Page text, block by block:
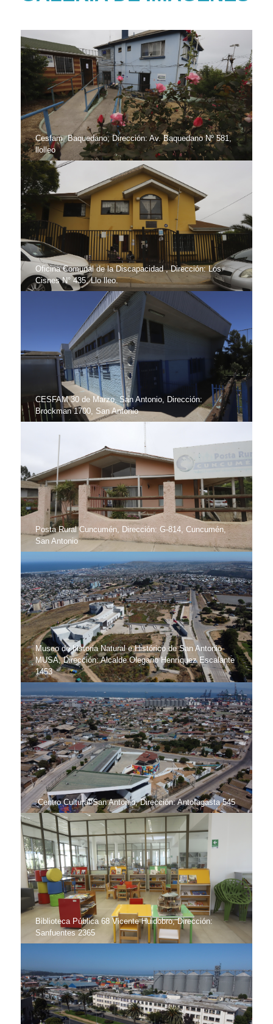
Cesfam, Baquedano; Dirección: Av. Baquedano Nº 581,
llolleo
Oficina Comunal de la Discapacidad , Dirección: Los
Cisnes N° 435, Llo lleo.
CESFAM 30 de Marzo, San Antonio, Dirección:
Brockman 1700, San Antonio
Posta Rural Cuncumén, Dirección: G-814, Cuncumén,
San Antonio
Museo de historia Natural e Histórico de San Antonio
MUSA, Dirección: Alcalde Olegario Henríquez Escalante
1453
Centro Cultural San Antonio, Dirección: Antofagasta 545
Biblioteca Pública 68 Vicente Huidobro, Dirección:
Sanfuentes 2365